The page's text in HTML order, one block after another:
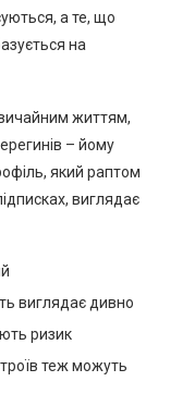
а те, що
на
життям,
– йому
який раптом
виглядає
виглядає дивно
ризик
теж можуть